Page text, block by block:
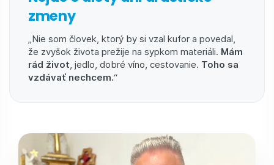
zmeny
„Nie som človek, ktorý by si vzal kufor a povedal,
že zvyšok života prežije na sypkom materiáli. Mám
rád život , jedlo, dobré víno, cestovanie. Toho sa
vzdávať nechcem.“